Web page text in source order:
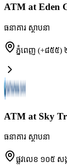
ATM at Eden
ធនាគារ ស្ថាបនា
ភ្នំពេញ (+៨៥៥
ATM at Sky
ធនាគារ ស្ថាបនា
ផ្លូវលេខ ១០៥ ស